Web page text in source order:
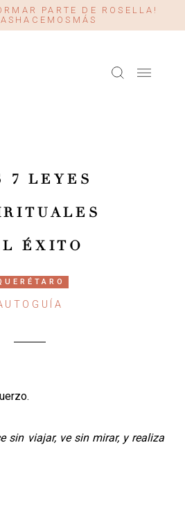
PARTE DE ROSELLA!
7 LEYES
ÉXITO
sin viajar, ve sin mirar, y realiza